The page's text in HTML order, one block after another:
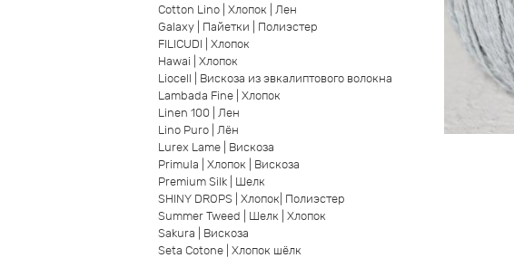
Cotton Lino | Хлопок | Лен
Galaxy | Пайетки | Полиэстер
FILICUDI | Хлопок
Hawai | Хлопок
Liocell | Вискоза из эвкалиптового волокна
Lambada Fine | Хлопок
Linen 100 | Лен
Lino Puro | Лён
Lurex Lame | Вискоза
Primula | Хлопок | Вискоза
Premium Silk | Шелк
SHINY DROPS | Хлопок| Полиэстер
Summer Tweed | Шелк | Хлопок
Sakura | Вискоза
Seta Cotone | Xлопок шёлк